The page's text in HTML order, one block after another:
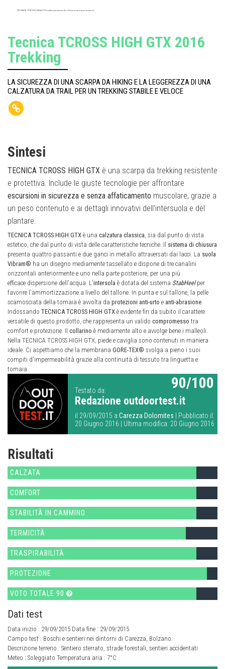
TECNICA TCROSS HIGH GTX nella versione di colore marrone/arancio
Tecnica TCROSS HIGH GTX 2016
Trekking
LA SICUREZZA DI UNA SCARPA DA HIKING E LA LEGGEREZZA DI UNA
CALZATURA DA TRAIL PER UN TREKKING STABILE E VELOCE
Sintesi
TECNICA TCROSS HIGH GTX è una scarpa da trekking resistente
e protettiva. Include le giuste tecnologie per affrontare
escursioni in sicurezza e senza affaticamento muscolare, grazie a
un peso contenuto e ai dettagli innovativi dell'intersuola e del
plantare.
TECNICA TCROSS HIGH GTX è una calzatura classica, sia dal punto di vista
estetico, che dal punto di vista delle caratteristiche tecniche. Il sistema di chiusura
presenta quattro passanti e due ganci in metallo attraversati dai lacci. La suola
Vibram® ha un disegno mediamente tassellato e dispone di tre canalini
orizzontali anteriormente e uno nella parte posteriore, per una più
efficace dispersione dell'acqua. L'intersola è dotata del sistema StabHeelper
favorire l'ammortizzazione a livello del tallone. In punta e sul tallone, la pelle
scamosciata della tomaia è avvolta da protezioni anti-urto e anti-abrasione.
Indossando TECNICA TCROSS HIGH GTX è evidente fin da subito il carattere
versatile di questo prodotto, che rappresenta un valido compromesso tra
comfort e protezione. Il collarino è mediamente alto e avvolge bene i malleoli.
Nella TECNICA TCROSS HIGH GTX, piede e caviglia sono contenuti in maniera
ideale. Ci aspettiamo che la membrana GORE-TEX® svolga a pieno i suoi
compiti d'impermeabilità grazie alla continuità di tessuto tra linguetta e
tomaia.
Testato da:
Redazione outdoortest.it
il 29/09/2015 a Carezza Dolomites | Pubblicato il:
20 Giugno 2016 | Ultima modifica: 20 Giugno 2016
90/100
Risultati
CALZATA
COMFORT
STABILITÀ IN CAMMINO
TERMICITÀ
TRASPIRABILITÀ
PROTEZIONE
VOTO TOTALE 90
Dati test
Data inizio : 29/09/2015 Data fine : 29/09/2015
Campo test : Boschi e sentieri nei dintorni di Carezza, Bolzano.
Descrizione terreno : Sentiero sterrato, strade forestali, sentieri accidentati
Meteo : Soleggiato Temperatura aria : 7°C